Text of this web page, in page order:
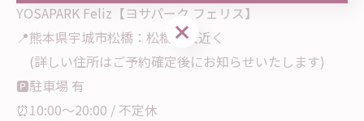
YOSAPARK Feliz【ヨサパーク フェリス】
📍熊本県宇城市松橋：松橋高校近く
(詳しい住所はご予約確定後にお知らせいたします)
🅿️駐車場 有
⏰10:00〜20:00 / 不定休
ご予約はこちら